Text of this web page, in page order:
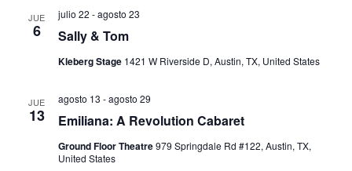
JUE
6 Sally & Tom
julio 22 -agosto 23
Kleberg Stage 1421 W Riverside D, Austin, TX, United States
JUE
13 Emiliana: A Revolution Cabaret
agosto 13 -agosto 29
Ground Floor Theatre979 Springdale Rd #122, Austin, TX,
United States